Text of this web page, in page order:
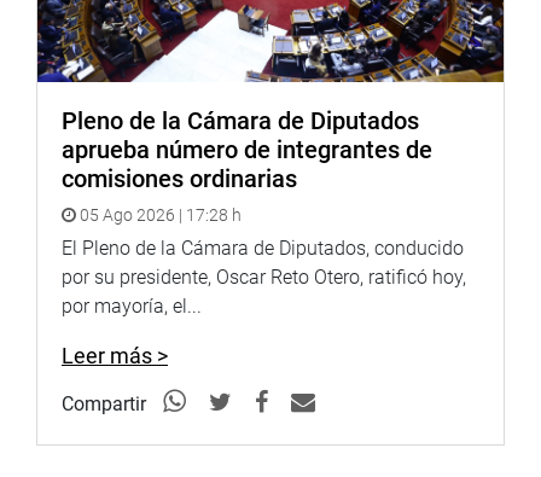
Pleno de la Cámara de Diputados
aprueba número de integrantes de
comisiones ordinarias
05 Ago 2026 | 17:28 h
El Pleno de la Cámara de Diputados, conducido
por su presidente, Oscar Reto Otero, ratificó hoy,
por mayoría, el...
Leer más >
Compartir